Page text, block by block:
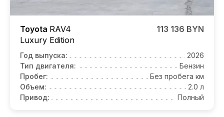
Toyota RAV4
Luxury Edition
113 136 BYN
Год выпуска:
2026
Тип двигателя:
Бензин
Пробег:
Без пробега км
Объем:
2.0 л
Привод:
Полный